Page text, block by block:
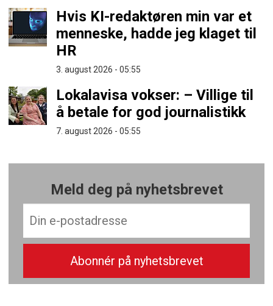
Hvis KI-redaktøren min var et
menneske, hadde jeg klaget til
HR
3. august 2026 - 05:55
Lokalavisa vokser: – Villige til
å betale for god journalistikk
7. august 2026 - 05:55
Meld deg på nyhetsbrevet